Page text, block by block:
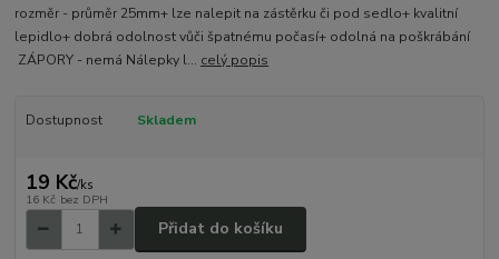
rozměr - průměr 25mm+ lze nalepit na zástěrku či pod sedlo+ kvalitní
lepidlo+ dobrá odolnost vůči špatnému počasí+ odolná na poškrábání
ZÁPORY - nemá Nálepky l... celý popis
Dostupnost Skladem
19 Kč/ks
16 Kč bez DPH
Přidat do košíku